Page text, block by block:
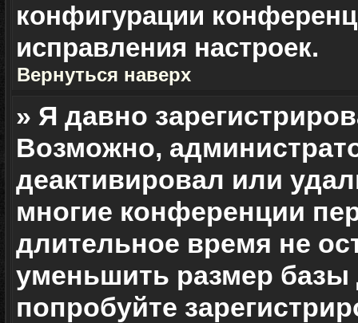
конфигурации
исправления настроек.
Вернуться наверх
» Я давно
Возможно,
деактивировал или
многие конференции
длительное время не
уменьшить размер
попробуйте